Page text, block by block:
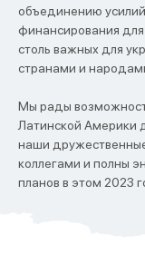
объединению
финансирования
столь важных для
странами и
Мы рады
Латинской Америки
наши
коллегами и полны
планов в этом 2023